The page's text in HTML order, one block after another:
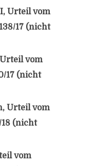
Urteil vom
17 (nicht
vom
17 (nicht
Urteil vom
18 (nicht
vom